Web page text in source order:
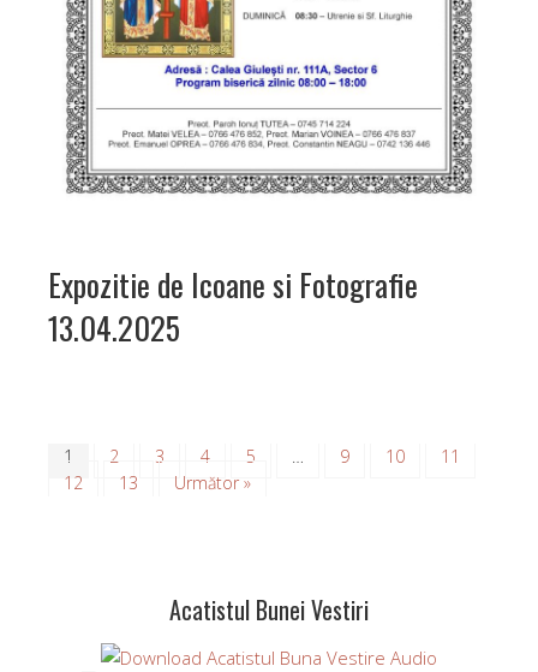
Expozitie de Icoane si Fotografie
13.04.2025
1 2 3 4 5 … 9 10
11
12
13 Următor »
Acatistul Bunei Vestiri